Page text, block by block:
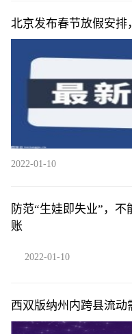
北京发布春节放假安排
2022-01-10
防范“生娃即失业”，不
账
2022-01-10
西双版纳州内跨县流动